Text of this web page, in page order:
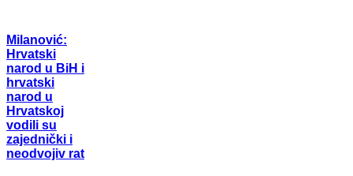
Milanović:
Hrvatski
narod u BiH i
hrvatski
narod u
Hrvatskoj
vodili su
zajednički i
neodvojiv rat